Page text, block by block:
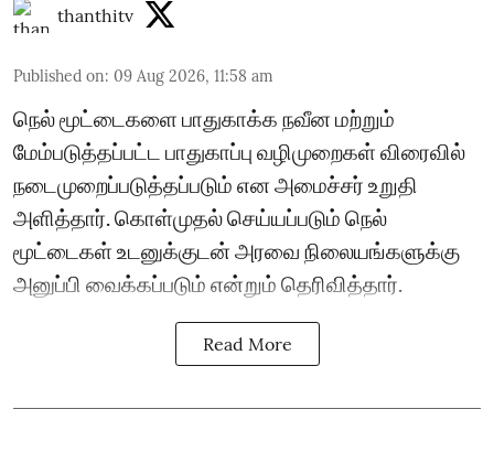
thanthitv
Published on: 09 Aug 2026, 11:58 am
நெல் மூட்டைகளை பாதுகாக்க நவீன மற்றும்
மேம்படுத்தப்பட்ட பாதுகாப்பு வழிமுறைகள் விரைவில்
நடைமுறைப்படுத்தப்படும் என அமைச்சர் உறுதி
அளித்தார். கொள்முதல் செய்யப்படும் நெல்
மூட்டைகள் உடனுக்குடன் அரவை நிலையங்களுக்கு
அனுப்பி வைக்கப்படும் என்றும் தெரிவித்தார்.
Read More